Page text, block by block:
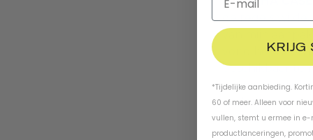
de regels wilde
van mijn
vond het
beschikbaar te
ervan om druk
ondernemer,
eliminatie.
bedrijf zag,
KRIJG
*Tijdelijke aanbieding.
60 of meer. Alleen voor
vullen, stemt u ermee in
productlanceringen,